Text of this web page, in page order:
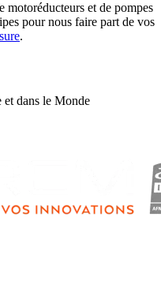
motoréducteurs et de pompes
pour nous faire part de vos
.
et dans le Monde